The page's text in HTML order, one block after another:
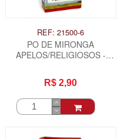
REF: 21500-6
PO DE MIRONGA
APELOS/RELIGIOSOS -
R$ 2,90